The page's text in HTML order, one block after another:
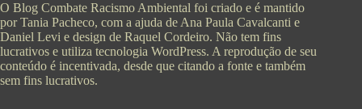
O Blog Combate Racismo Ambiental foi criado e é mantido
por Tania Pacheco, com a ajuda de Ana Paula Cavalcanti e
Daniel Levi e design de Raquel Cordeiro. Não tem fins
lucrativos e utiliza tecnologia WordPress. A reprodução de seu
conteúdo é incentivada, desde que citando a fonte e também
sem fins lucrativos.